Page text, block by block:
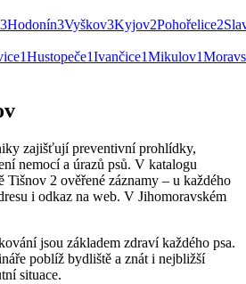
3Hodonín3Vyškov3Kyjov2Pohořelice2
1Hustopeče1Ivančice1Mikulov1
zajišťují preventivní prohlídky,
nemocí a úrazů psů. V katalogu
Tišnov 2 ověřené záznamy – u každého
i odkaz na web. V Jihomoravském
jsou základem zdraví každého psa.
poblíž bydliště a znát i nejbližší
situace.